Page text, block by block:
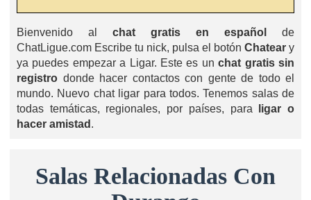
Bienvenido al chat gratis en español
de
ChatLigue.com Escribe tu nick, pulsa el botón Chatear y
ya puedes empezar a Ligar. Este es unchat gratis sin
registro donde hacer contactos con gente de todo el
mundo. Nuevo chat ligar para todos. Tenemos salas de
todas temáticas, regionales, por países, para
ligar o
hacer amistad .
Salas Relacionadas Con